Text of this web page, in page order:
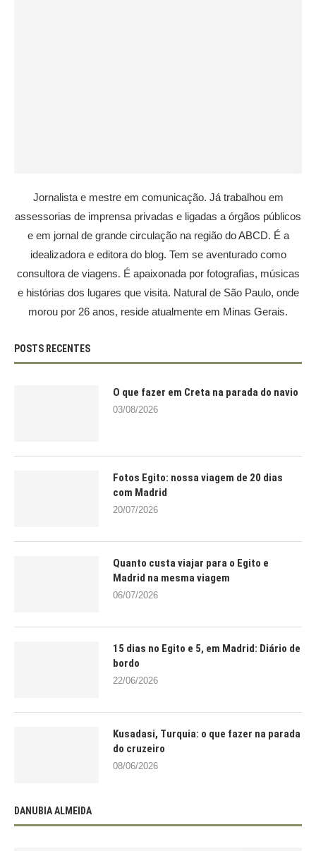
Jornalista e mestre em comunicação. Já trabalhou em
assessorias de imprensa privadas e ligadas a órgãos públicos
e em jornal de grande circulação na região do ABCD. É a
idealizadora e editora do blog. Tem se aventurado como
consultora de viagens. É apaixonada por fotografias, músicas
e histórias dos lugares que visita. Natural de São Paulo, onde
morou por 26 anos, reside atualmente em Minas Gerais.
POSTS RECENTES
O que fazer em Creta na parada do navio
03/08/2026
Fotos Egito: nossa viagem de 20 dias
com Madrid
20/07/2026
Quanto custa viajar para o Egito e
Madrid na mesma viagem
06/07/2026
15 dias no Egito e 5, em Madrid: Diário de
bordo
22/06/2026
Kusadasi, Turquia: o que fazer na parada
do cruzeiro
08/06/2026
DANUBIA ALMEIDA